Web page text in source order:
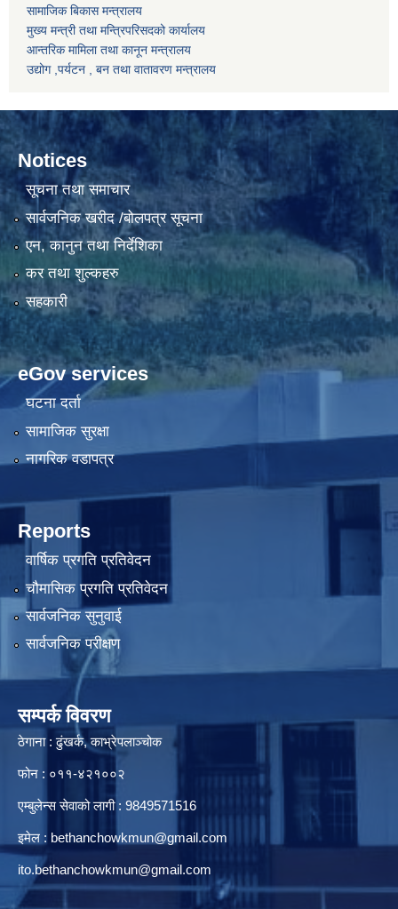
सामाजिक बिकास मन्त्रालय
मुख्य मन्त्री तथा मन्त्रिपरिसदको कार्यालय
आन्तरिक मामिला तथा कानून मन्त्रालय
उद्योग ,पर्यटन , बन तथा वातावरण मन्त्रालय
Notices
सूचना तथा समाचार
सार्वजनिक खरीद /बोलपत्र सूचना
एन, कानुन तथा निर्देशिका
कर तथा शुल्कहरु
सहकारी
eGov services
घटना दर्ता
सामाजिक सुरक्षा
नागरिक वडापत्र
Reports
वार्षिक प्रगति प्रतिवेदन
चौमासिक प्रगति प्रतिवेदन
सार्वजनिक सुनुवाई
सार्वजनिक परीक्षण
सम्पर्क विवरण
ठेगाना : ढुंखर्क, काभ्रेपलाञ्चोक
फोन : ०११-४२१००२
एम्बुलेन्स सेवाको लागी : 9849571516
इमेल : bethanchowkmun@gmail.com
ito.bethanchowkmun@gmail.com